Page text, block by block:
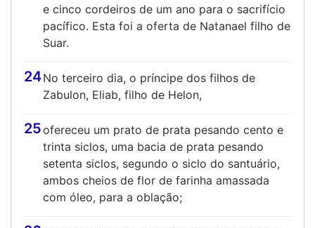
e cinco cordeiros de um ano para o sacrifício
pacífico. Esta foi a oferta de Natanael filho de
Suar.
24No terceiro dia, o príncipe dos filhos de
Zabulon, Eliab, filho de Helon,
25ofereceu um prato de prata pesando cento e
trinta siclos, uma bacia de prata pesando
setenta siclos, segundo o siclo do santuário,
ambos cheios de flor de farinha amassada
com óleo, para a oblação;